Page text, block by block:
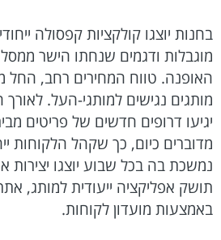
בחנות יוצגו קולקציות קפסולה
מוגבלות ודגמים שנחתו הישר
מותגים נגישים למותגי-העל.
יגיעו דרופים חדשים של פריטים
מדוברים כיום, כך שקהל הלקוחות
נמשכת בה בכל שבוע יוצגו
תושק אפליקציה ייעודית למותג, אתר
באמצעות מועדון לקוחות.